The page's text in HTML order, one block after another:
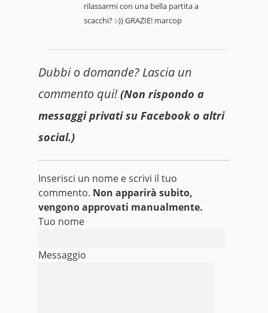
rilassarmi con una bella partita a
scacchi? :-)) GRAZIE! marcop
Dubbi o domande? Lascia un
commento qui!(Non rispondo a
messaggi privati su Facebook o altri
social.)
Inserisci un nome e scrivi il tuo
commento. Non apparirà subito,
vengono approvati manualmente.
Tuo nome
Messaggio